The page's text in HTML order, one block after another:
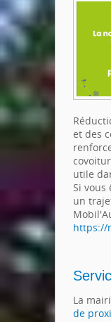
et des
utile
Si vous
un
https://
La
de